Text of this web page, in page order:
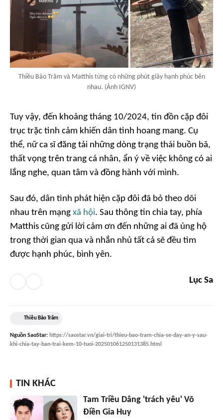
Thiều Bảo Trâm và Matthis từng có những phút giây hạnh phúc bên
nhau. (Ảnh IGNV)
Tuy vậy, đến khoảng tháng 10/2024, tin đồn cặp đôi
trục trặc tình cảm khiến dân tình hoang mang. Cụ
thể, nữ ca sĩ đăng tải những dòng trạng thái buồn bã,
thất vọng trên trang cá nhân, ẩn ý về việc không có ai
lắng nghe, quan tâm và đồng hành với mình.
Sau đó, dân tình phát hiện cặp đôi đã bỏ theo dõi
nhau trên mạng xã hội. Sau thông tin chia tay, phía
Matthis cũng gửi lời cảm ơn đến những ai đã ủng hộ
trong thời gian qua và nhắn nhủ tất cả sẽ đều tìm
được hạnh phúc, bình yên.
Lục Sa
Thiều Bảo Trâm
Nguồn SaoStar: https://saostar.vn/giai-tri/thieu-bao-tram-chia-se-day-an-y-sau-
khi-chia-tay-ban-trai-kem-10-tuoi-202501061250131385.html
TIN KHÁC
Tam Triều Dâng 'trách yêu' Võ
Điền Gia Huy